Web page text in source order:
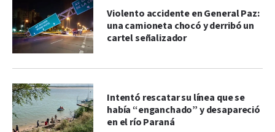
Violento accidente en General Paz:
una camioneta chocó y derribó un
cartel señalizador
Intentó rescatar su línea que se
había “enganchado” y desapareció
en el río Paraná